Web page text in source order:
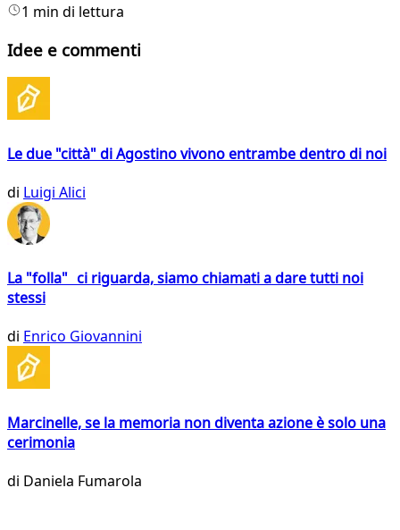
1 min di lettura
Idee e commenti
Le due "città" di Agostino vivono entrambe dentro di noi
di Luigi Alici
La "folla" ci riguarda, siamo chiamati a dare tutti noi
stessi
di Enrico Giovannini
Marcinelle, se la memoria non diventa azione è solo una
cerimonia
di Daniela Fumarola